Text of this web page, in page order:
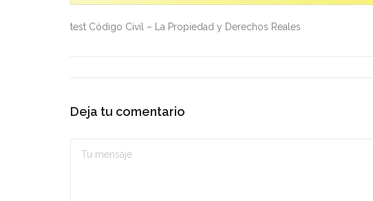
test Código Civil – La Propiedad y Derechos Reales
Deja tu comentario